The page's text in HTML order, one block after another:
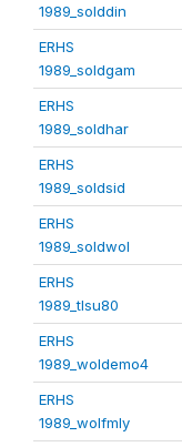
1989_solddin
ERHS
1989_soldgam
ERHS
1989_soldhar
ERHS
1989_soldsid
ERHS
1989_soldwol
ERHS
1989_tlsu80
ERHS
1989_woldemo4
ERHS
1989_wolfmly